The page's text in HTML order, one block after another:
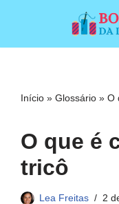
conteúdo
Início » Glossário » O
O que é
tricô
Lea Freitas 2